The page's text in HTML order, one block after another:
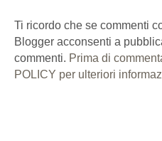
Ti ricordo che se commenti
Blogger acconsenti a
commenti. Prima di
POLICY per ulteriori